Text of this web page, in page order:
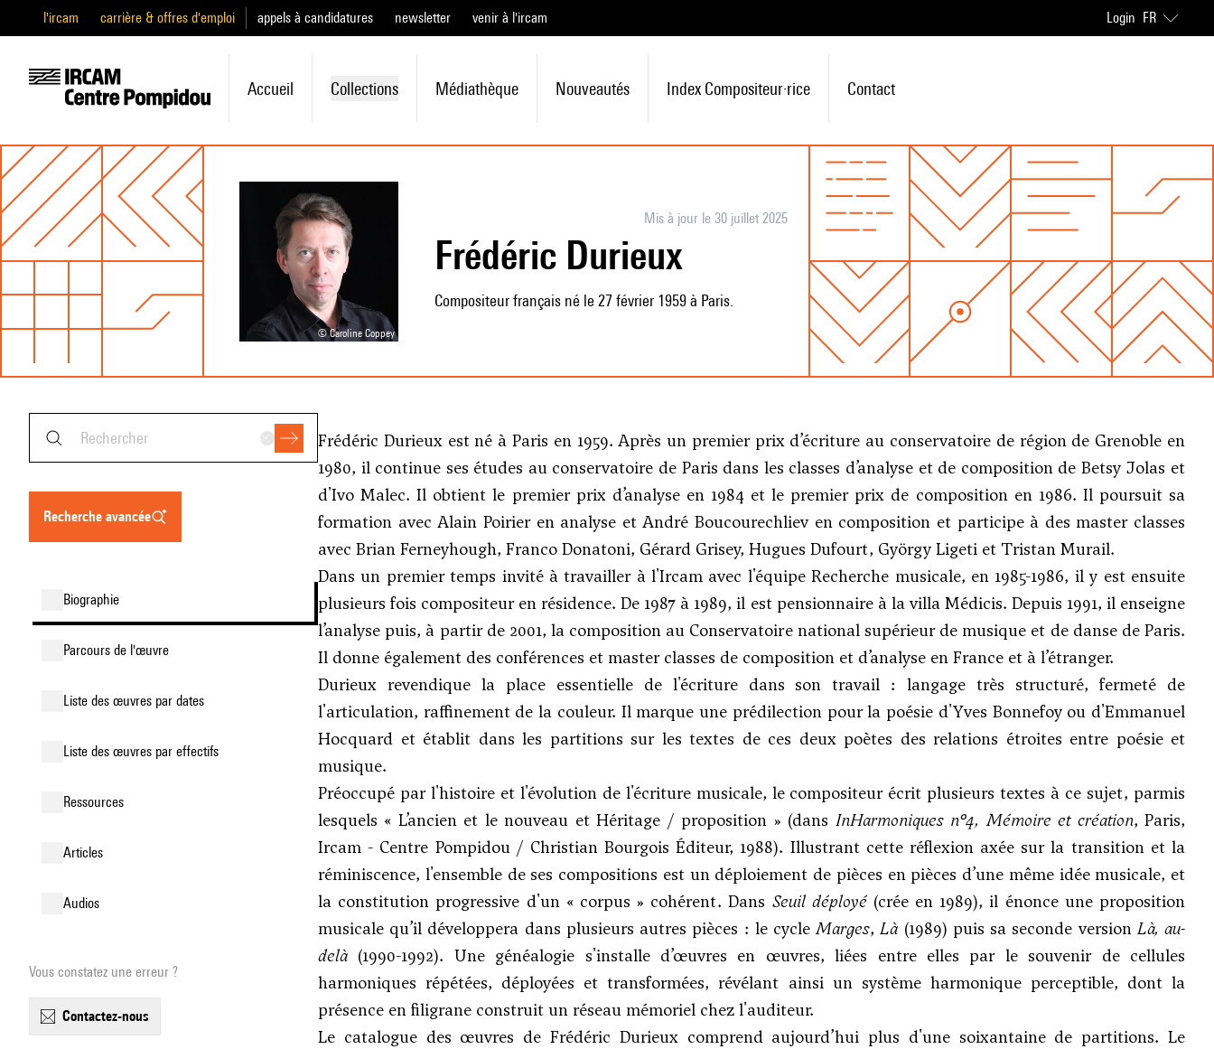
l'ircam carrière & offres d'emploi appels à candidatures newsletter venir à l'ircam Login FR
Accueil Collections Médiathèque Nouveautés Index Compositeur·rice Contact
© Caroline Coppey
Mis à jour le 30 juillet 2025
Frédéric Durieux
Compositeur français né le 27 février 1959 à Paris.
recherche avancée
biographie
parcours de l'œuvre
liste des œuvres par dates
liste des œuvres par effectifs
ressources
articles
audios
Vous constatez une erreur ?
contactez-nous
Frédéric Durieux est né à Paris en 1959. Après un premier prix d’écriture au conservatoire de région de Grenoble en
1980, il continue ses études au conservatoire de Paris dans les classes d’analyse et de composition de Betsy Jolas et
d'Ivo Malec. Il obtient le premier prix d’analyse en 1984 et le premier prix de composition en 1986. Il poursuit sa
formation avec Alain Poirier en analyse etAndré Boucourechlieven composition et participe à des master classes
avec Brian Ferneyhough, Franco Donatoni, Gérard Grisey, Hugues Dufourt, György Ligeti et Tristan Murail.
Dans un premier temps invité à travailler à l'Ircam avec l'équipe Recherche musicale, en 1985-1986, il y est ensuite
plusieurs fois compositeur en résidence. De 1987 à 1989, il est pensionnaire à la villa Médicis. Depuis 1991, il enseigne
l’analyse puis, à partir de 2001, la composition au Conservatoire national supérieur de musique et de danse de Paris.
Il donne également des conférences et master classes de composition et d’analyse en France et à l’étranger.
Durieux revendique la place essentielle de l'écriture dans son travail : langage très structuré, fermeté de
l'articulation, raffinement de la couleur. Il marque une prédilection pour la poésie d'Yves Bonnefoy ou d'Emmanuel
Hocquard et établit dans les partitions sur les textes de ces deux poètes des relations étroites entre poésie et
musique.
Préoccupé par l'histoire et l'évolution de l'écriture musicale, le compositeur écrit plusieurs textes à ce sujet, parmis
lesquels « L’ancien et le nouveau et Héritage / proposition » (dans InHarmoniques n°4, Mémoire et création, Paris,
Ircam - Centre Pompidou / Christian Bourgois Éditeur, 1988). Illustrant cette réflexion axée sur la transition et la
réminiscence, l'ensemble de ses compositions est un déploiement de pièces en pièces d’une même idée musicale, et
la constitution progressive d'un « corpus » cohérent. Dans Seuil déployé(crée en 1989), il énonce une proposition
musicale qu’il développera dans plusieurs autres pièces : le cycleMarges,Là (1989) puis sa seconde version Là, au-
delà (1990-1992). Une généalogie s'installe d’œuvres en œuvres, liées entre elles par le souvenir de cellules
harmoniques répétées, déployées et transformées, révélant ainsi un système harmonique perceptible, dont la
présence en filigrane construit un réseau mémoriel chez l'auditeur.
Le catalogue des œuvres de Frédéric Durieux comprend aujourd’hui plus d'une soixantaine de partitions. Le